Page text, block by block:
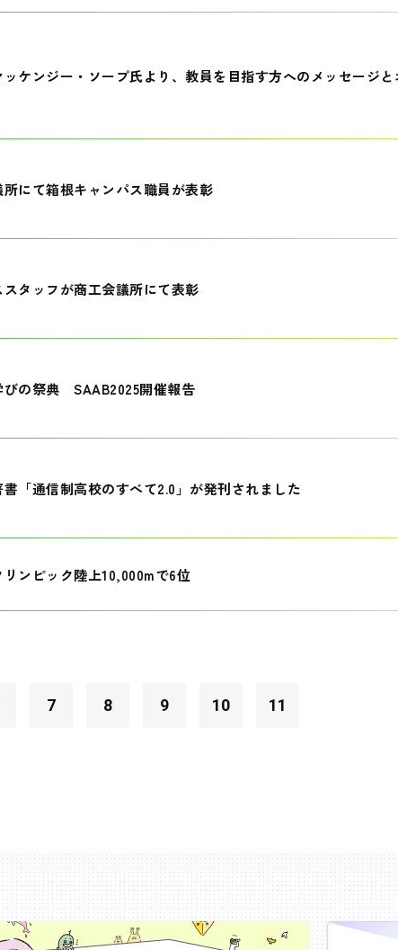
ケンジー・ソープ氏より、教員を目指す方へのメッセージ
にて箱根キャンパス職員が表彰
タッフが商工会議所にて表彰
びの祭典 SAAB2025開催報告
「通信制高校のすべて2.0」が発刊されました
ンピック陸上10,000mで6位
7 8 9 10 11